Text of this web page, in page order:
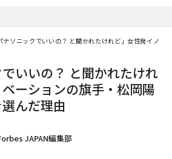
ナソニックでいいの？ と聞かれたけれど」女性発イノ
でいいの？ と聞かれたけれ
ーションの旗手・松岡陽
んだ理由
JAPAN編集部